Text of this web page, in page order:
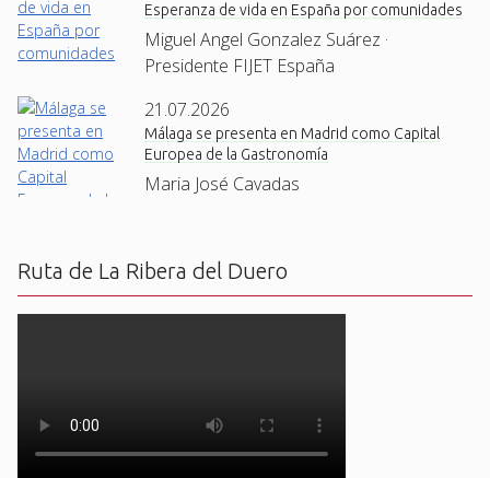
Esperanza de vida en España por comunidades
Miguel Angel Gonzalez Suárez ·
Presidente FIJET España
21.07.2026
Málaga se presenta en Madrid como Capital
Europea de la Gastronomía
Maria José Cavadas
Ruta de La Ribera del Duero